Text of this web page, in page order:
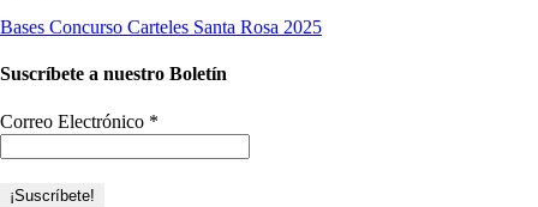
Bases Concurso Carteles Santa Rosa 2025
Suscríbete a nuestro Boletín
Correo Electrónico *